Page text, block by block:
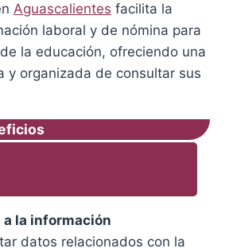
Aguascalientes facilita la
laboral y de nómina para
la educación, ofreciendo una
y organizada de consultar sus
la información
datos relacionados con la